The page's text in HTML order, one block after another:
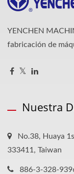
YENCHEN
fabricación de
Nuestra
No.38, Huaya
333411, Taiwan
886-3-328-